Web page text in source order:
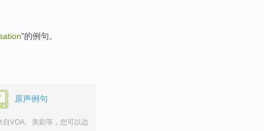
"的例句。
原声例句
自VOA、美剧等，您可以边